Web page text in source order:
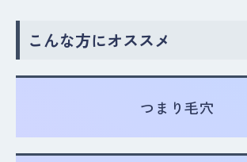
こんな方にオススメ
つまり毛穴